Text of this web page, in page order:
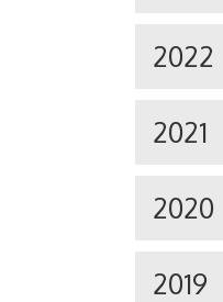
2022
2021
2020
2019